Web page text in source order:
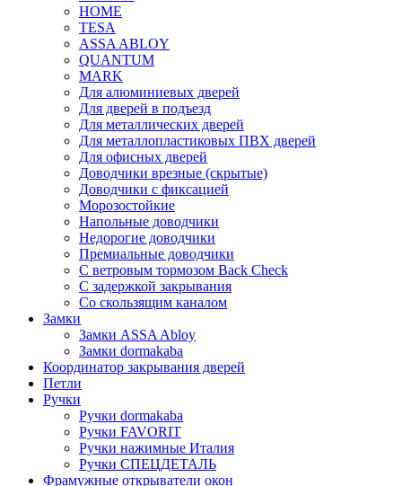
HOME
TESA
ASSA ABLOY
QUANTUM
MARK
Для алюминиевых дверей
Для дверей в подъезд
Для металлических дверей
Для металлопластиковых ПВХ дверей
Для офисных дверей
Доводчики врезные (скрытые)
Доводчики с фиксацией
Морозостойкие
Напольные доводчики
Недорогие доводчики
Премиальные доводчики
С ветровым тормозом Back Check
С задержкой закрывания
Со скользящим каналом
Замки
Замки ASSA Abloy
Замки dormakaba
Координатор закрывания дверей
Петли
Ручки
Ручки dormakaba
Ручки FAVORIT
Ручки нажимные Италия
Ручки СПЕЦДЕТАЛЬ
Фрамужные открыватели окон